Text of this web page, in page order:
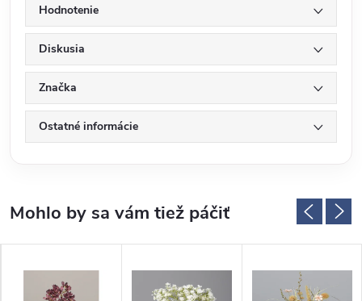
Hodnotenie
Diskusia
Značka
Ostatné informácie